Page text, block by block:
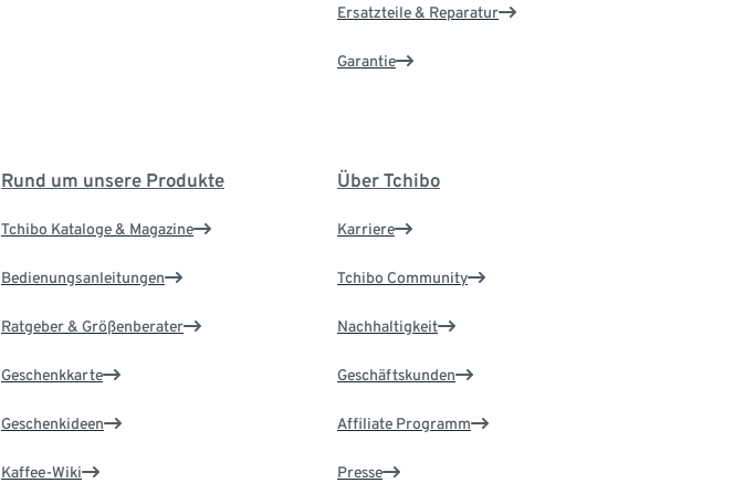
Ersatzteile & Reparatur
Garantie
Rund um unsere Produkte
Tchibo Kataloge & Magazine
Bedienungsanleitungen
Ratgeber & Größenberater
Geschenkkarte
Geschenkideen
Kaffee-Wiki
Über Tchibo
Karriere
Tchibo Community
Nachhaltigkeit
Geschäftskunden
Affiliate Programm
Presse